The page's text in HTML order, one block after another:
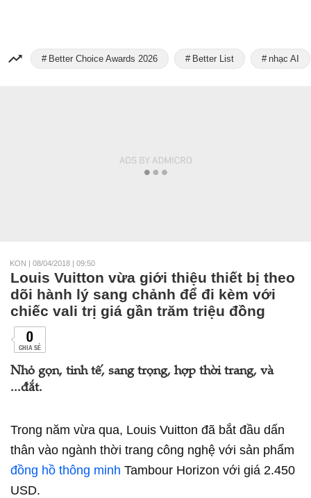
Better Choice Awards 2026 Better List nhạc AI
KON | 08/04/2018 | 09:50
Louis Vuitton vừa giới thiệu thiết bị theo
dõi hành lý sang chảnh để đi kèm với
chiếc vali trị giá gần trăm triệu đồng
0
CHIA SẺ
Nhỏ gọn, tinh tế, sang trọng, hợp thời trang, và
...đắt.
Trong năm vừa qua, Louis Vuitton đã bắt đầu dấn
thân vào ngành thời trang công nghệ với sản phẩm
đồng hồ thông minh Tambour Horizon với giá 2.450
USD.